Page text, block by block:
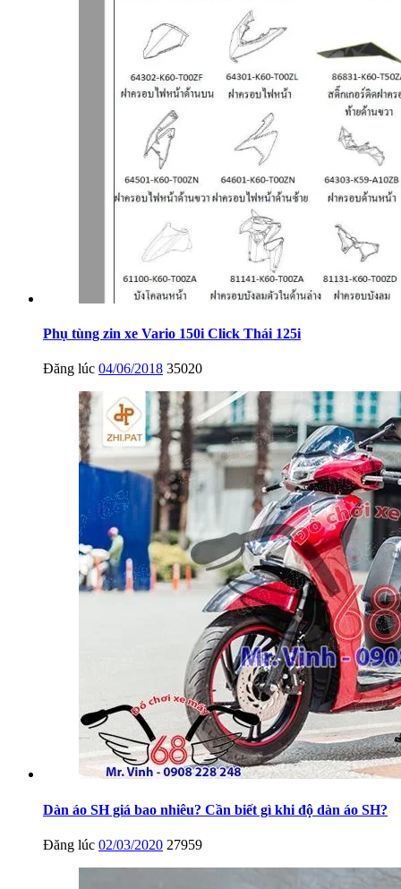
Phụ tùng zin xe Vario 150i Click Thái 125i
Đăng lúc 04/06/2018 35020
Dàn áo SH giá bao nhiêu? Cần biết gì khi độ dàn áo SH?
Đăng lúc 02/03/2020 27959